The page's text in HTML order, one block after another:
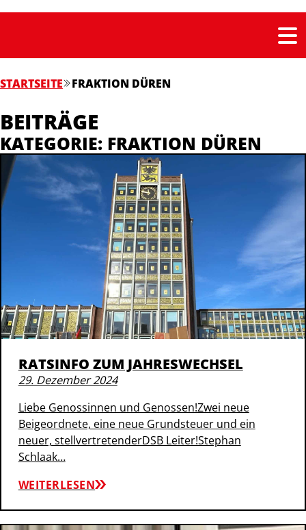
STARTSEITE FRAKTION DÜREN
BEITRÄGE
KATEGORIE: FRAKTION DÜREN
RATSINFO ZUM JAHRESWECHSEL
29. Dezember 2024
Liebe Genossinnen und Genossen!Zwei neue
Beigeordnete, eine neue Grundsteuer und ein
neuer, stellvertretenderDSB Leiter!Stephan
Schlaak…
WEITERLESEN